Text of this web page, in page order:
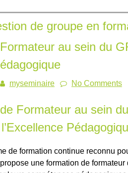
de groupe en
au sein du
myseminaire No Comments
Formateur au sein
de formation continue reconnu
une formation de